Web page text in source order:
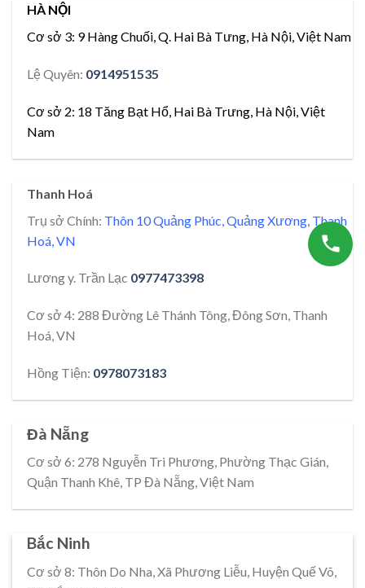
HÀ NỘI
Cơ sở 3: 9 Hàng Chuối, Q. Hai Bà Tưng, Hà Nội, Việt Nam
Lệ Quyên: 0914951535
Cơ sở 2: 18 Tăng Bạt Hổ, Hai Bà Trưng, Hà Nội, Việt
Nam
Thanh Hoá
Trụ sở Chính: Thôn 10 Quảng Phúc, Quảng Xương, Thanh
Hoá, VN
Lương y. Trần Lạc 0977473398
Cơ sở 4: 288 Đường Lê Thánh Tông, Đông Sơn, Thanh
Hoá, VN
Hồng Tiện: 0978073183
Đà Nẵng
Cơ sở 6: 278 Nguyễn Tri Phương, Phường Thạc Gián,
Quận Thanh Khê, TP Đà Nẵng, Việt Nam
Bắc Ninh
Cơ sở 8: Thôn Do Nha, Xã Phương Liễu, Huyện Quế Võ,